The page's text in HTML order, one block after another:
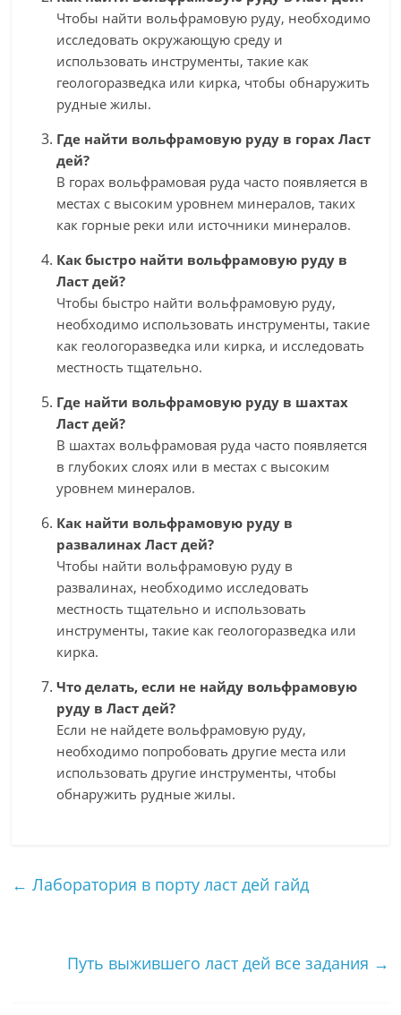
Чтобы найти вольфрамовую руду, необходимо
исследовать окружающую среду и
использовать инструменты, такие как
геологоразведка или кирка, чтобы обнаружить
рудные жилы.
Где найти вольфрамовую руду в горах Ласт
дей?
В горах вольфрамовая руда часто появляется в
местах с высоким уровнем минералов, таких
как горные реки или источники минералов.
Как быстро найти вольфрамовую руду в
Ласт дей?
Чтобы быстро найти вольфрамовую руду,
необходимо использовать инструменты, такие
как геологоразведка или кирка, и исследовать
местность тщательно.
Где найти вольфрамовую руду в шахтах
Ласт дей?
В шахтах вольфрамовая руда часто появляется
в глубоких слоях или в местах с высоким
уровнем минералов.
Как найти вольфрамовую руду в
развалинах Ласт дей?
Чтобы найти вольфрамовую руду в
развалинах, необходимо исследовать
местность тщательно и использовать
инструменты, такие как геологоразведка или
кирка.
Что делать, если не найду вольфрамовую
руду в Ласт дей?
Если не найдете вольфрамовую руду,
необходимо попробовать другие места или
использовать другие инструменты, чтобы
обнаружить рудные жилы.
← Лаборатория в порту ласт дей гайд
Путь выжившего ласт дей все задания →